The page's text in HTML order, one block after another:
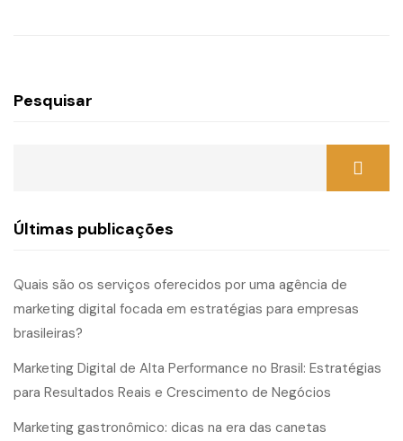
Pesquisar
Últimas publicações
Quais são os serviços oferecidos por uma agência de
marketing digital focada em estratégias para empresas
brasileiras?
Marketing Digital de Alta Performance no Brasil: Estratégias
para Resultados Reais e Crescimento de Negócios
Marketing gastronômico: dicas na era das canetas